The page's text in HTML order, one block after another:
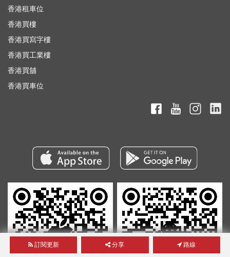
訂閱更新 分享 路線
香港租車位
香港買樓
香港買寫字樓
香港買工業樓
香港買舖
香港買車位